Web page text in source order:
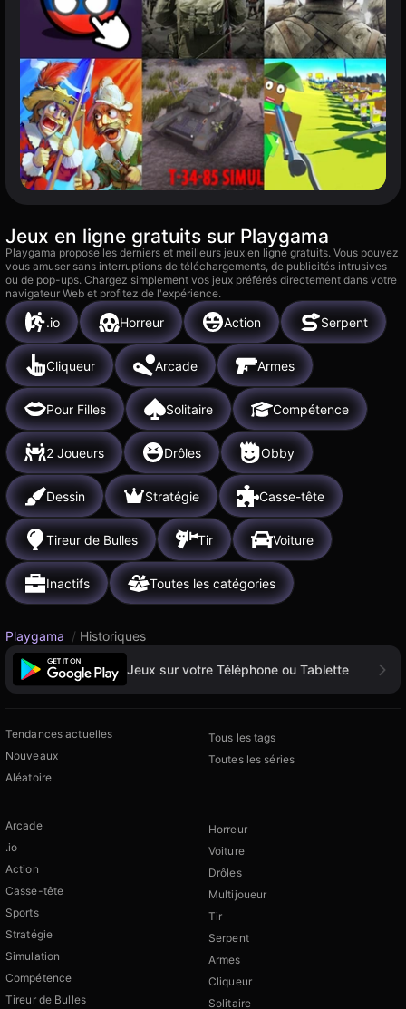
Jeux en ligne gratuits sur Playgama
Playgama propose les derniers et meilleurs jeux en ligne gratuits. Vous pouvez
vous amuser sans interruptions de téléchargements, de publicités intrusives
ou de pop-ups. Chargez simplement vos jeux préférés directement dans votre
navigateur Web et profitez de l'expérience.
.io Horreur Action Serpent
Cliqueur Arcade Armes
Pour Filles Solitaire Compétence
2 Joueurs Drôles Obby
Dessin Stratégie Casse-tête
Tireur de Bulles Tir Voiture
Inactifs Toutes les catégories
Playgama / Historiques
Jeux sur votre Téléphone ou Tablette
Tendances actuelles
Nouveaux
Aléatoire
Tous les tags
Toutes les séries
Arcade
.io
Action
Casse-tête
Sports
Stratégie
Simulation
Compétence
Tireur de Bulles
Horreur
Voiture
Drôles
Multijoueur
Tir
Serpent
Armes
Cliqueur
Solitaire